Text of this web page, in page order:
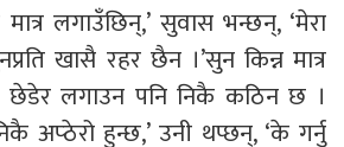
मात्र लगाउँछिन्,’ सुवास भन्छन्, ‘मेरा
खासै रहर छैन ।’सुन किन्न मात्र
छेडेर लगाउन पनि निकै कठिन छ ।
अप्ठेरो हुन्छ,’ उनी थप्छन्, ‘के गर्नु